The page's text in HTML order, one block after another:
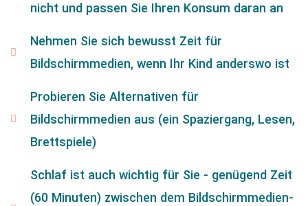
nicht und passen Sie Ihren Konsum daran an
Nehmen Sie sich bewusst Zeit für
Bildschirmmedien, wenn Ihr Kind anderswo ist
Probieren Sie Alternativen für
Bildschirmmedien aus (ein Spaziergang, Lesen,
Brettspiele)
Schlaf ist auch wichtig für Sie - genügend Zeit
(60 Minuten) zwischen dem Bildschirmmedien-